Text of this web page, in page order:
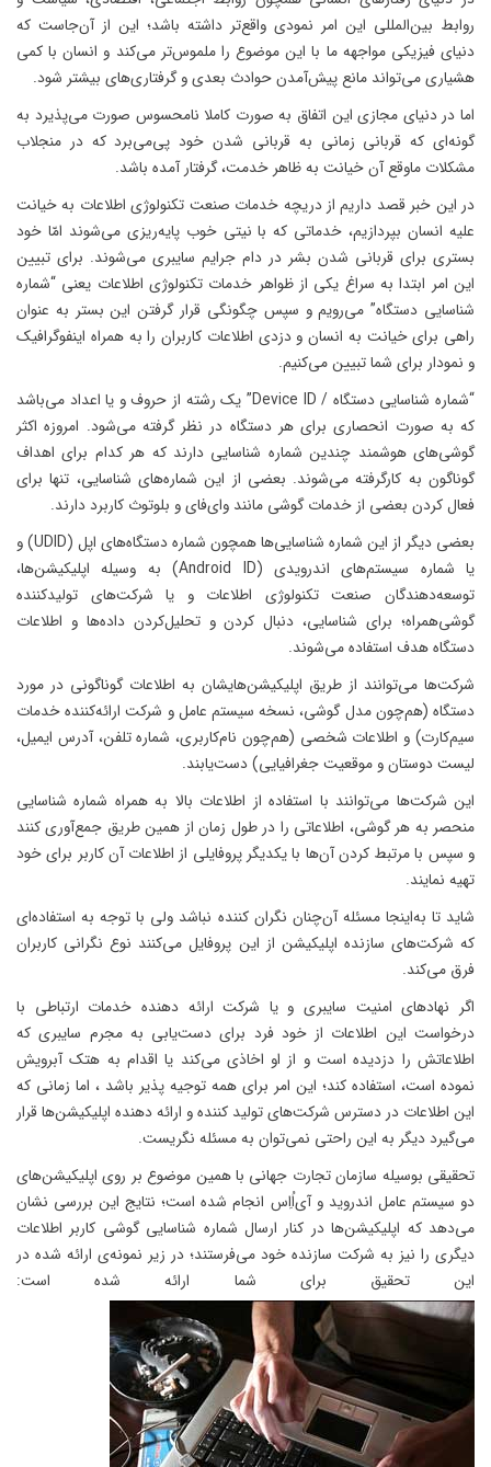
روابط بین‌المللی این امر نمودی واقع‌تر داشته باشد؛ این از آن‌جاست که
دنیای فیزیکی مواجهه ما با این موضوع را ملموس‌تر می‌کند و انسان با کمی
هشیاری می‌تواند مانع پیش‌آمدن حوادث بعدی و گرفتاری‌های بیشتر شود.
اما در دنیای مجازی این اتفاق به صورت کاملا نامحسوس صورت می‌پذیرد به
گونه‌ای که قربانی زمانی به قربانی شدن خود پی‌می‌برد که در منجلاب
مشکلات ماوقع آن خیانت به ظاهر خدمت، گرفتار آمده باشد.
در این خبر قصد داریم از دریچه خدمات صنعت تکنولوژی اطلاعات به خیانت
علیه انسان بپردازیم، خدماتی که با نیتی خوب پایه‌ریزی می‌‎شوند امّا خود
بستری برای قربانی شدن بشر در دام جرایم سایبری می‌شوند. برای تبیین
این امر ابتدا به سراغ یکی از ظواهر خدمات تکنولوژی اطلاعات یعنی “شماره
شناسایی دستگاه” می‌رویم و سپس چگونگی قرار گرفتن این بستر به عنوان
راهی برای خیانت به انسان و دزدی اطلاعات کاربران را به همراه اینفوگرافیک
و نمودار برای شما تبیین می‌کنیم.
“شماره شناسایی دستگاه / Device ID” یک رشته از حروف و یا اعداد می‌باشد
که به صورت انحصاری برای هر دستگاه در نظر گرفته می‌شود. امروزه اکثر
گوشی‌های‌ هوشمند چندین شماره شناسایی دارند که هر کدام برای اهداف
گوناگون به کارگرفته می‌شوند. بعضی از این شماره‌های شناسایی، تنها برای
فعال کردن بعضی از خدمات گوشی مانند وای‌فای و بلوتوث کاربرد دارند.
بعضی دیگر از این شماره شناسایی‌ها همچون شماره دستگاه‌های اپل (UDID) و
یا شماره‌ سیستم‌های اندرویدی (Android ID) به وسیله اپلیکیشن‌ها،
توسعه‌دهندگان صنعت تکنولوژی اطلاعات و یا شرکت‌های تولیدکننده
گوشی‌همراه؛ برای شناسایی، دنبال کردن و تحلیل‌کردن داده‌ها و اطلاعات
دستگاه هدف استفاده می‌شوند.
شرکت‌ها می‌توانند از طریق اپلیکیشن‌هایشان به اطلاعات گوناگونی در مورد
دستگاه (هم‌چون مدل گوشی، نسخه سیستم عامل و شرکت ارائه‌کننده خدمات
سیم‌کارت) و اطلاعات شخصی (هم‌چون نام‌کاربری، شماره تلفن، آدرس ایمیل،
لیست دوستان و موقعیت جغرافیایی) دست‌یابند.
این شرکت‌ها می‌توانند با استفاده از اطلاعات بالا به همراه شماره شناسایی
منحصر به هر گوشی، اطلاعاتی را در طول زمان از همین طریق جمع‌آوری کنند
و سپس با مرتبط کردن آن‌ها با یکدیگر پروفایلی از اطلاعات آن کاربر برای خود
تهیه نمایند.
شاید تا به‌اینجا مسئله آن‌چنان نگران کننده نباشد ولی با توجه به استفاده‌ای
که شرکت‌های سازنده اپلیکیشن از این پروفایل می‌کنند نوع نگرانی کاربران
فرق می‌کند.
اگر نهادهای امنیت سایبری و یا شرکت ارائه دهنده خدمات ارتباطی با
درخواست این اطلاعات از خود فرد برای دست‌یابی به مجرم سایبری که
اطلاعاتش را دزدیده است و از او اخاذی می‌کند یا اقدام به هتک آبرویش
نموده است، استفاده کند؛ این امر برای همه توجیه پذیر باشد ، اما زمانی که
این اطلاعات در دسترس شرکت‌های تولید کننده و ارائه دهنده اپلیکیشن‌ها قرار
می‌گیرد دیگر به این راحتی نمی‌توان به مسئله نگریست.
تحقیقی بوسیله سازمان تجارت جهانی با همین موضوع بر روی اپلیکیشن‌های
دو سیستم عامل اندروید و آی‌اُاِس انجام شده است؛ نتایج این بررسی نشان
می‌دهد که اپلیکیشن‌ها در کنار ارسال شماره شناسایی گوشی کاربر اطلاعات
دیگری را نیز به شرکت سازنده خود می‌فرستند؛ در زیر نمونه‌ی ارائه شده در
این تحقیق برای شما ارائه شده است: